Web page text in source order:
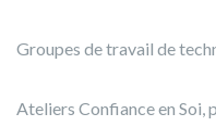
Groupes de travail de
Ateliers Confiance en Soi,